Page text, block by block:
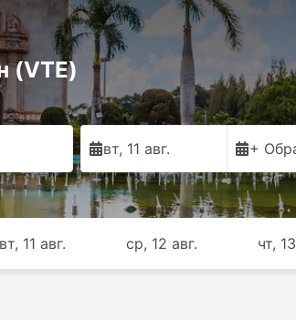
(VTE)
вт, 11 авг. +
вт, 11 авг. ср, 12 авг. чт,